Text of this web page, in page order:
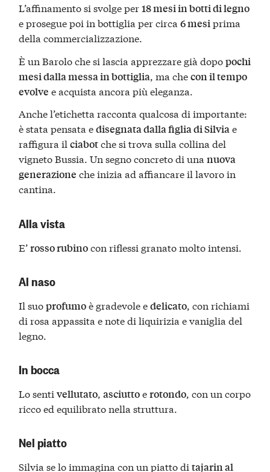
L’affinamento si svolge per18 mesi in botti di legno
e prosegue poi in bottiglia per circa6 mesiprima
della commercializzazione.
È un Barolo che si lascia apprezzare già dopopochi
mesi dalla messa in bottiglia, ma checon il tempo
evolve e acquista ancora più eleganza.
Anche l’etichetta racconta qualcosa di importante:
è stata pensata edisegnata dalla figlia di Silviae
raffigura ilciabotche si trova sulla collina del
vigneto Bussia. Un segno concreto di unanuova
generazione che inizia ad affiancare il lavoro in
cantina.
Alla vista
E’rosso rubinocon riflessi granato molto intensi.
Al naso
Il suoprofumoè gradevole edelicato, con richiami
di rosa appassita e note di liquirizia e vaniglia del
legno.
In bocca
Lo sentivellutato,asciuttoerotondo, con un corpo
ricco ed equilibrato nella struttura.
Nel piatto
Silvia se lo immagina con un piatto ditajarin al